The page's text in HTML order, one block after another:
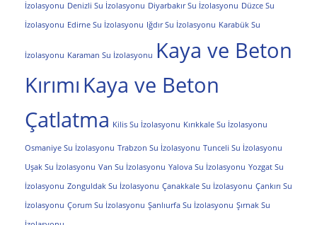
İzolasyonu Denizli Su İzolasyonu Diyarbakır Su İzolasyonu Düzce Su
İzolasyonu Edirne Su İzolasyonu Iğdır Su İzolasyonu Karabük Su
İzolasyonu Karaman Su İzolasyonu Kaya ve Beton
Kırımı Kaya ve Beton
Çatlatma Kilis Su İzolasyonu Kırıkkale Su İzolasyonu
Osmaniye Su İzolasyonu Trabzon Su İzolasyonu Tunceli Su İzolasyonu
Uşak Su İzolasyonu Van Su İzolasyonu Yalova Su İzolasyonu Yozgat Su
İzolasyonu Zonguldak Su İzolasyonu Çanakkale Su İzolasyonu Çankırı Su
İzolasyonu Çorum Su İzolasyonu Şanlıurfa Su İzolasyonu Şırnak Su